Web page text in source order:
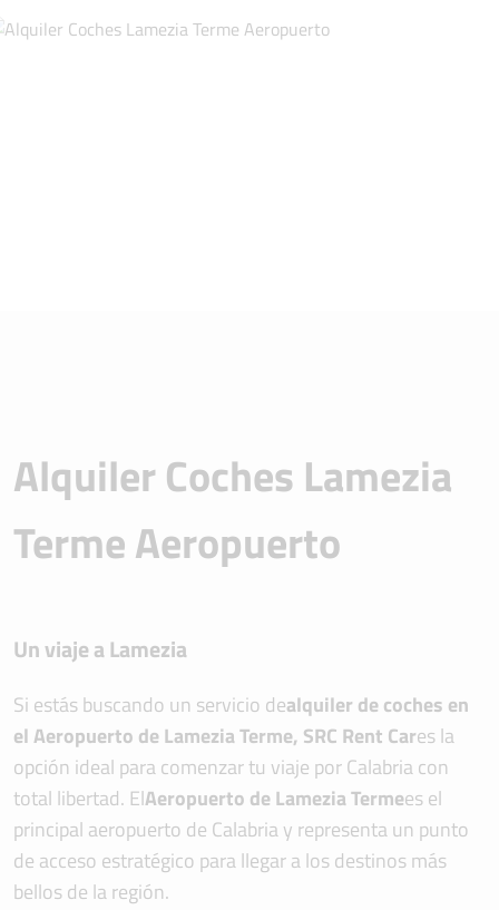
Alquiler Coches Lamezia
Terme Aeropuerto
Un viaje a Lamezia
Si estás buscando un servicio dealquiler de coches en
el Aeropuerto de Lamezia Terme, SRC Rent Cares la
opción ideal para comenzar tu viaje por Calabria con
total libertad. ElAeropuerto de Lamezia Termees el
principal aeropuerto de Calabria y representa un punto
de acceso estratégico para llegar a los destinos más
bellos de la región.